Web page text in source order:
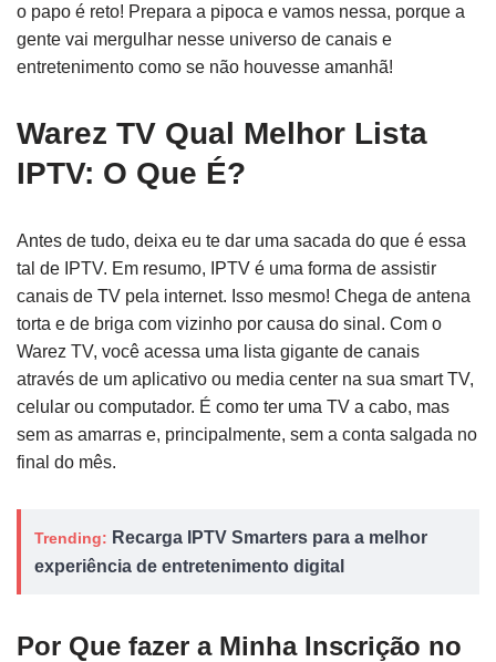
o papo é reto! Prepara a pipoca e vamos nessa, porque a
gente vai mergulhar nesse universo de canais e
entretenimento como se não houvesse amanhã!
Warez TV Qual Melhor Lista
IPTV: O Que É?
Antes de tudo, deixa eu te dar uma sacada do que é essa
tal de IPTV. Em resumo, IPTV é uma forma de assistir
canais de TV pela internet. Isso mesmo! Chega de antena
torta e de briga com vizinho por causa do sinal. Com o
Warez TV, você acessa uma lista gigante de canais
através de um aplicativo ou media center na sua smart TV,
celular ou computador. É como ter uma TV a cabo, mas
sem as amarras e, principalmente, sem a conta salgada no
final do mês.
Trending: Recarga IPTV Smarters para a melhor
experiência de entretenimento digital
Por Que fazer a Minha Inscrição no